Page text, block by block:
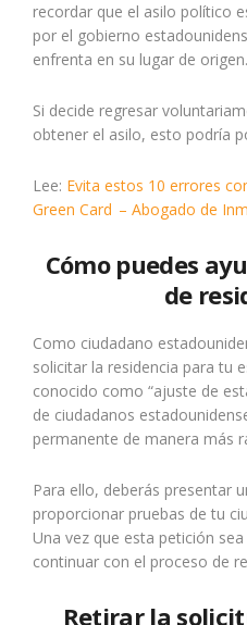
recordar que el asilo político
por el gobierno
enfrenta en su lugar de origen.
Si decide regresar
obtener el asilo, esto podría
Lee: Evita estos 10 errores
Green Card – Abogado de
Cómo puedes
de
Como ciudadano
solicitar la residencia para tu
conocido como “ajuste de
de ciudadanos
permanente de manera más
Para ello, deberás presentar
proporcionar pruebas de tu
Una vez que esta petición
continuar con el proceso de
Retirar la